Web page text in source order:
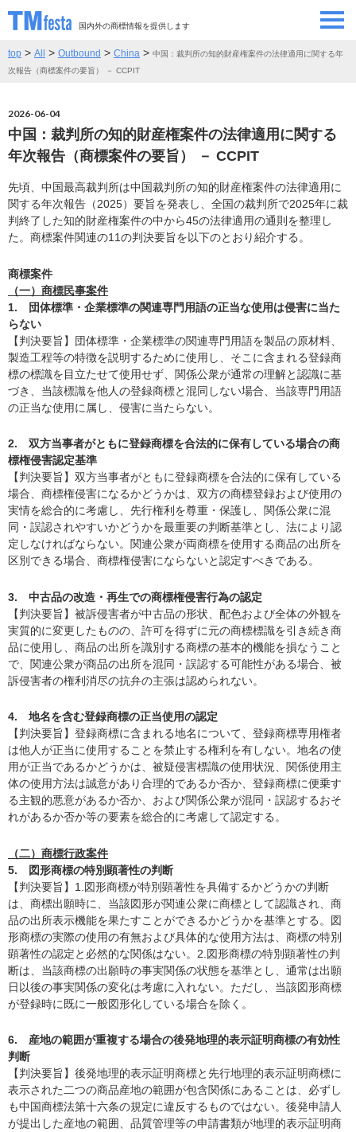
国内外の商標情報を提供します
SEMINAR/EVENT
CONTRIBUTORS 情報提供者
CONTACT お問い合わせ
top > All > Outbound > China > 中国：裁判所の知的財産権案件の法律適用に関する年
次報告（商標案件の要旨） － CCPIT
2026-06-04
中国：裁判所の知的財産権案件の法律適用に関する
年次報告（商標案件の要旨） － CCPIT
先頃、中国最高裁判所は中国裁判所の知的財産権案件の法律適用に
関する年次報告（2025）要旨を発表し、全国の裁判所で2025年に裁
判終了した知的財産権案件の中から45の法律適用の通則を整理し
た。商標案件関連の11の判決要旨を以下のとおり紹介する。
商標案件
（一）商標民事案件
1. 団体標準・企業標準の関連専門用語の正当な使用は侵害に当た
らない
【判決要旨】団体標準・企業標準の関連専門用語を製品の原材料、
製造工程等の特徴を説明するために使用し、そこに含まれる登録商
標の標識を目立たせて使用せず、関係公衆が通常の理解と認識に基
づき、当該標識を他人の登録商標と混同しない場合、当該専門用語
の正当な使用に属し、侵害に当たらない。
2. 双方当事者がともに登録商標を合法的に保有している場合の商
標権侵害認定基準
【判決要旨】双方当事者がともに登録商標を合法的に保有している
場合、商標権侵害になるかどうかは、双方の商標登録および使用の
実情を総合的に考慮し、先行権利を尊重・保護し、関係公衆に混
同・誤認されやすいかどうかを最重要の判断基準とし、法により認
定しなければならない。関連公衆が両商標を使用する商品の出所を
区別できる場合、商標権侵害にならないと認定すべきである。
3. 中古品の改造・再生での商標権侵害行為の認定
【判決要旨】被訴侵害者が中古品の形状、配色および全体の外観を
実質的に変更したものの、許可を得ずに元の商標標識を引き続き商
品に使用し、商品の出所を識別する商標の基本的機能を損なうこと
で、関連公衆が商品の出所を混同・誤認する可能性がある場合、被
訴侵害者の権利消尽の抗弁の主張は認められない。
4. 地名を含む登録商標の正当使用の認定
【判決要旨】登録商標に含まれる地名について、登録商標専用権者
は他人が正当に使用することを禁止する権利を有しない。地名の使
用が正当であるかどうかは、被疑侵害標識の使用状況、関係使用主
体の使用方法は誠意があり合理的であるか否か、登録商標に便乗す
る主観的悪意があるか否か、および関係公衆が混同・誤認するおそ
れがあるか否か等の要素を総合的に考慮して認定する。
（二）商標行政案件
5. 図形商標の特別顕著性の判断
【判決要旨】1.図形商標が特別顕著性を具備するかどうかの判断
は、商標出願時に、当該図形が関連公衆に商標として認識され、商
品の出所表示機能を果たすことができるかどうかを基準とする。図
形商標の実際の使用の有無および具体的な使用方法は、商標の特別
顕著性の認定と必然的な関係はない。2.図形商標の特別顕著性の判
断は、当該商標の出願時の事実関係の状態を基準とし、通常は出願
日以後の事実関係の変化は考慮に入れない。ただし、当該図形商標
が登録時に既に一般図形化している場合を除く。
6. 産地の範囲が重複する場合の後発地理的表示証明商標の有効性
判断
【判決要旨】後発地理的表示証明商標と先行地理的表示証明商標に
表示された二つの商品産地の範囲が包含関係にあることは、必ずし
も中国商標法第十六条の規定に違反するものではない。後発申請人
が提出した産地の範囲、品質管理等の申請書類が地理的表示証明商